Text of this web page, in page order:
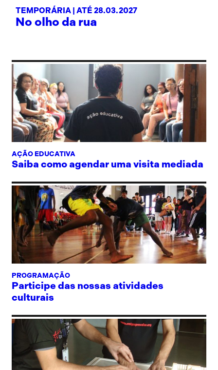
TEMPORÁRIA | ATÉ 28.03.2027
No olho da rua
AÇÃO EDUCATIVA
Saiba como agendar uma visita mediada
PROGRAMAÇÃO
Participe das nossas atividades
culturais